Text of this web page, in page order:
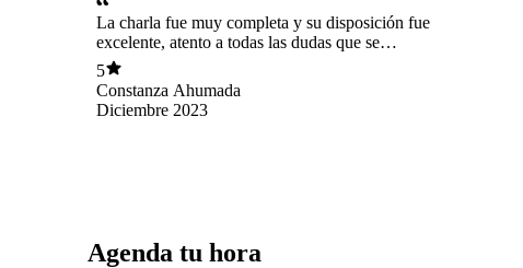
La charla fue muy completa y su disposición fue
excelente, atento a todas las dudas que se
generaban y respondiendo de muy buena
manera.
5
Constanza Ahumada
Diciembre 2023
Agenda tu hora